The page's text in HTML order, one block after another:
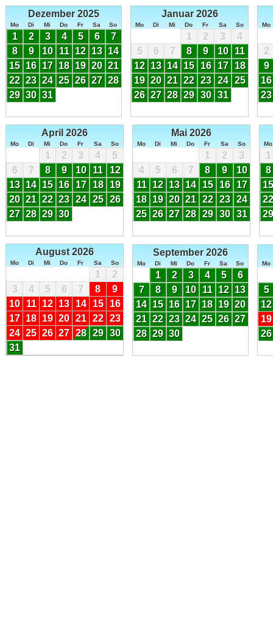
Dezember 2025
Mo Di Mi Do Fr Sa So
1 2 3 4 5 6
7
8
9 10 11 12 13 14
15 16 17 18 19 20 21
22 23 24 25 26 27 28
29 30 31
Januar 2026
Mo Di Mi Do Fr Sa So
1 2 3
4
5
6 7 8 9 10
11
12 13 14 15 16 17
18
19 20 21 22 23 24
25
26 27 28 29 30 31
Mo
2
9
16
23
April 2026
Mo Di Mi Do Fr Sa So
1 2 3 4
5
6
7 8 9 10 11
12
13 14 15 16 17 18
19
20 21 22 23 24 25
26
27 28 29 30
Mai 2026
Mo Di Mi Do Fr Sa So
1 2
3
4
5 6 7 8 9
10
11
12 13 14 15 16
17
18 19 20 21 22 23
24
25 26 27 28 29 30 31
Mo
1
8
15
22
29
August 2026
Mo Di Mi Do Fr Sa So
1
2
3
4 5 6 7 8
9
10
11 12 13 14 15
16
17 18 19 20 21 22
23
24 25 26 27 28 29
30
31
September 2026
Mo Di Mi Do Fr Sa So
1 2 3 4 5
6
7
8 9 10 11 12 13
14 15 16 17 18 19 20
21 22 23 24 25 26 27
28 29 30
Mo
5
12
19
26